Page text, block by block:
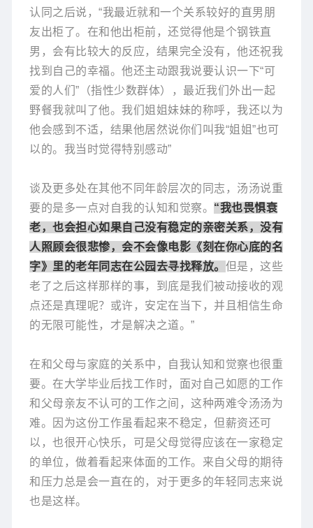
认同之后说，“我最近就和一个关系较好的直男朋
友出柜了。在和他出柜前，还觉得他是个钢铁直
男，会有比较大的反应，结果完全没有，他还祝我
找到自己的幸福。他还主动跟我说要认识一下“可
爱的人们”（指性少数群体），最近我们外出一起
野餐我就叫了他。我们姐姐妹妹的称呼，我还以为
他会感到不适，结果他居然说你们叫我“姐姐”也可
以的。我当时觉得特别感动”
谈及更多处在其他不同年龄层次的同志，汤汤说重
要的是多一点对自我的认知和觉察。 “我也畏惧衰
老，也会担心如果自己没有稳定的亲密关系，没有
人照顾会很悲惨，会不会像电影《刻在你心底的名
字》里的老年同志在公园去寻找释放。 但是，这些
老了之后这样那样的事，到底是我们被动接收的观
点还是真理呢？或许，安定在当下，并且相信生命
的无限可能性，才是解决之道。”
在和父母与家庭的关系中，自我认知和觉察也很重
要。在大学毕业后找工作时，面对自己如愿的工作
和父母亲友不认可的工作之间，这种两难令汤汤为
难。因为这份工作虽看起来不稳定，但薪资还可
以，也很开心快乐，可是父母觉得应该在一家稳定
的单位，做着看起来体面的工作。来自父母的期待
和压力总是会一直在的，对于更多的年轻同志来说
也是这样。